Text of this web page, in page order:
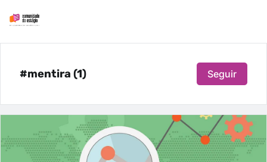
#mentira (1) Seguir